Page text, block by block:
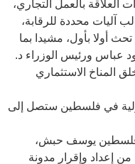
العلاقة بالعمل التجاري،
آليات محددة للرقابة،
أولا بأول، مشيدا بما
عباس ورئيس الوزراء د.
المناخ الاستثماري
في فلسطين ستصل إلى
فلسطين يوسف حبش،
إعداد وإقرار مدونة